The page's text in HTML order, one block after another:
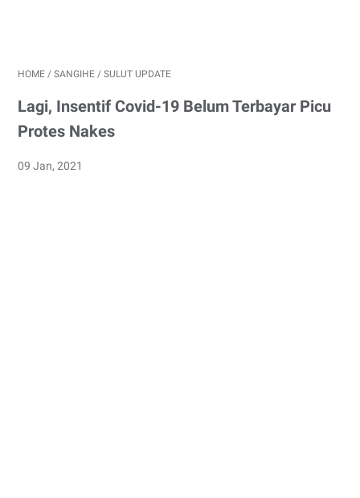
HOME / SANGIHE / SULUT UPDATE
Lagi, Insentif Covid-19 Belum Terbayar Picu
Protes Nakes
09 Jan, 2021